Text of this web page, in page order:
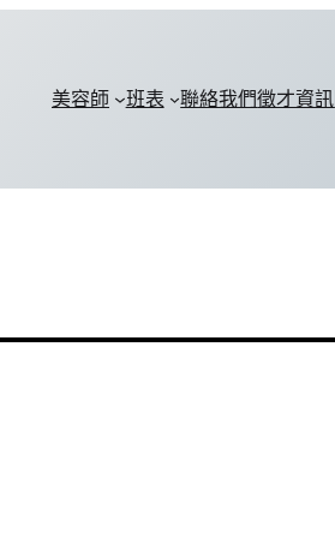
美容師 班表 聯絡我們徵才資訊